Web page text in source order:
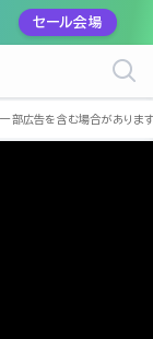
セール会場